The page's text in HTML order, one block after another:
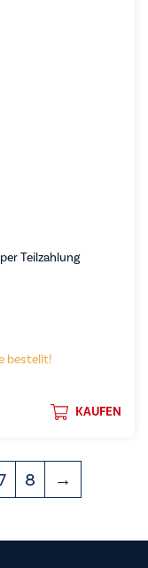
Teilzahlung
bestellt!
KAUFEN
8 →